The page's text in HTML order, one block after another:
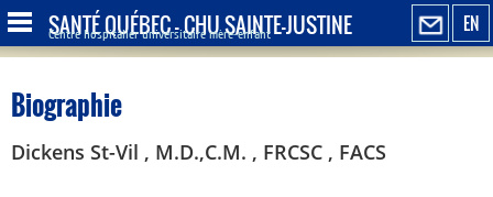
EN
SANTÉ QUÉBEC - CHU SAINTE-JUSTINE
Centre hospitalier universitaire mère-enfant
Biographie
Dickens St-Vil , M.D.,C.M. , FRCSC , FACS